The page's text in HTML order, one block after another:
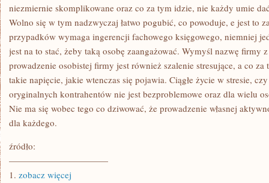
niezmiernie skomplikowane oraz co za tym idzie, nie każdy umie
Wolno się w tym nadzwyczaj łatwo pogubić, co powoduje, e jest to
przypadków wymaga ingerencji fachowego księgowego, niemniej
jest na to stać, żeby taką osobę zaangażować. Wymyśl nazwę firmy
prowadzenie osobistej firmy jest również szalenie stresujące, a co
takie napięcie, jakie wtenczas się pojawia. Ciągłe życie w stresie,
oryginalnych kontrahentów nie jest bezproblemowe oraz dla wielu
Nie ma się wobec tego co dziwować, że prowadzenie własnej
dla każdego.
źródło:
———————————
1. zobacz więcej